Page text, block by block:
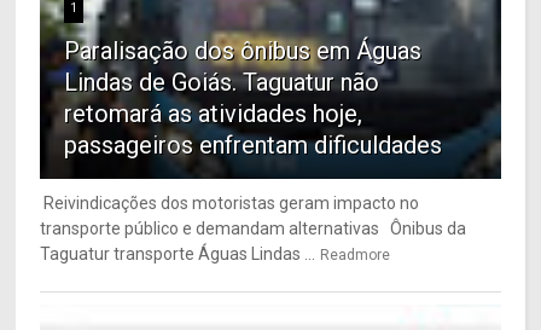
1
Paralisação dos ônibus em Águas
Lindas de Goiás. Taguatur não
retomará as atividades hoje,
passageiros enfrentam dificuldades
Reivindicações dos motoristas geram impacto no
transporte público e demandam alternativas Ônibus da
Taguatur transporte Águas Lindas ...
Readmore